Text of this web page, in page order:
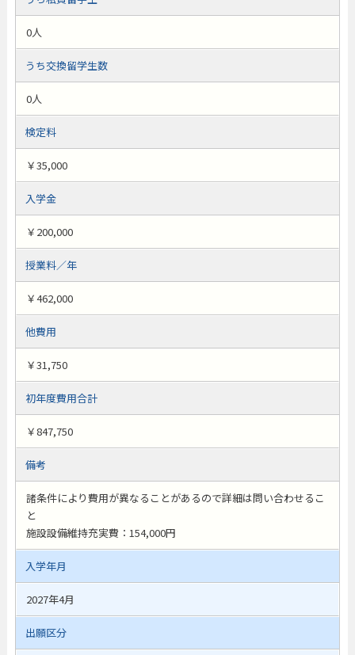
0人
うち交換留学生数
0人
検定料
￥35,000
入学金
￥200,000
授業料／年
￥462,000
他費用
￥31,750
初年度費用合計
￥847,750
備考
諸条件により費用が異なることがあるので詳細は問い合わせるこ
と
施設設備維持充実費：154,000円
入学年月
2027年4月
出願区分